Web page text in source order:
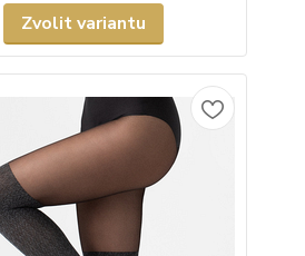
Zvolit variantu